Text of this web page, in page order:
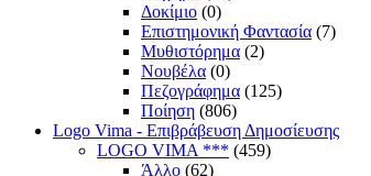
Δοκίμιο (0)
Επιστημονική Φαντασία (7)
Μυθιστόρημα (2)
Νουβέλα (0)
Πεζογράφημα (125)
Ποίηση (806)
Logo Vima - Επιβράβευση Δημοσίευσης
LOGO VIMA *** (459)
Άλλο (62)